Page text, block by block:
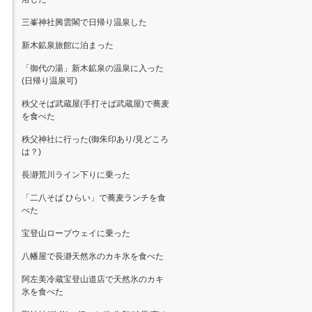
三峯神社興雲閣で日帰り温泉した
新木鉱泉旅館に泊まった
「御代の湯」新木鉱泉の温泉に入った
(日帰り温泉可)
秩父そば武蔵屋(手打そば武蔵屋)で蕎麦
を食べた
秩父神社に行った(御朱印あり/見どころ
は？)
長瀞荒川ライン下りに乗った
「二八そば ひらい」で蕎麦ランチを食
べた
宝登山ロープウェイに乗った
八幡屋で長瀞天然氷のカキ氷を食べた
阿左美冷蔵宝登山道店で天然氷のカキ
氷を食べた